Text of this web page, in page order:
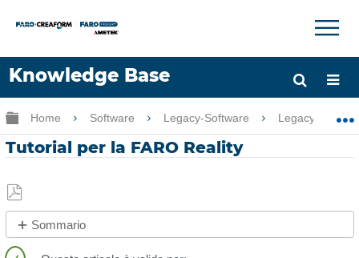
Knowledge Base
Lingua
Chiedere aiuto Accesso
×
Ingrandisci/riduci gerarchia globale
Home Software Legacy-Software Legacy-FARO
Tutorial per la FARO Reality
Salva
come
PDF
Sommario
No